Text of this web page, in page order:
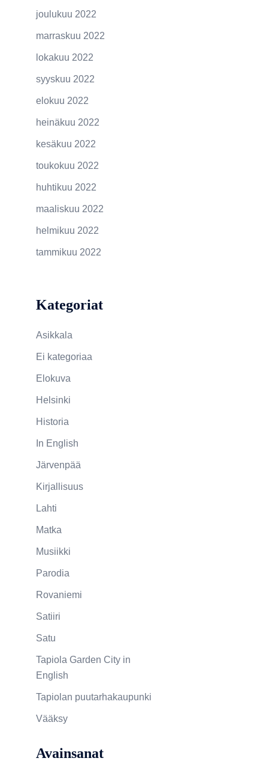
joulukuu 2022
marraskuu 2022
lokakuu 2022
syyskuu 2022
elokuu 2022
heinäkuu 2022
kesäkuu 2022
toukokuu 2022
huhtikuu 2022
maaliskuu 2022
helmikuu 2022
tammikuu 2022
Kategoriat
Asikkala
Ei kategoriaa
Elokuva
Helsinki
Historia
In English
Järvenpää
Kirjallisuus
Lahti
Matka
Musiikki
Parodia
Rovaniemi
Satiiri
Satu
Tapiola Garden City in
English
Tapiolan puutarhakaupunki
Vääksy
Avainsanat